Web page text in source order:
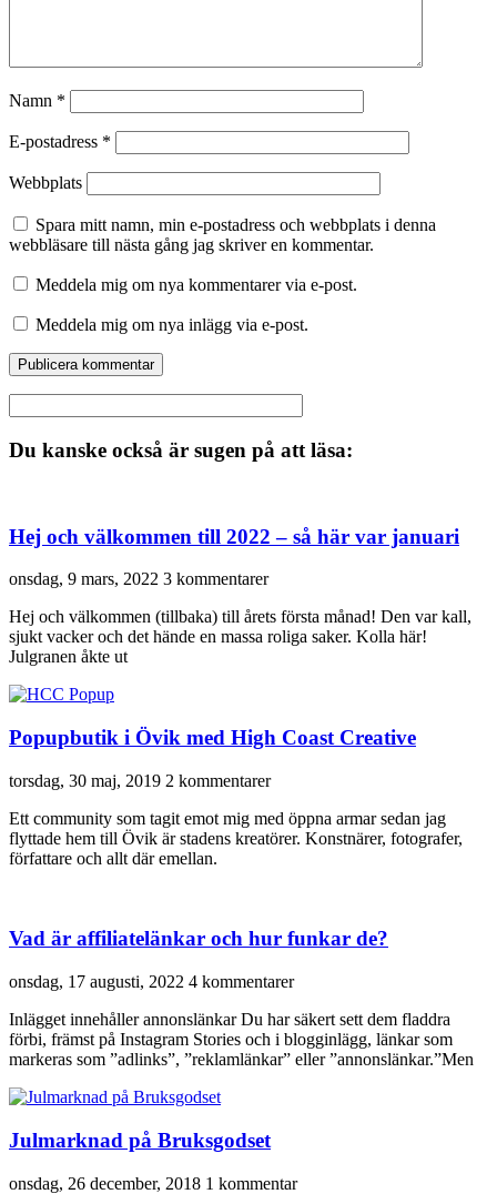
Namn *
E-postadress *
Webbplats
Spara mitt namn, min e-postadress och webbplats i denna
webbläsare till nästa gång jag skriver en kommentar.
Meddela mig om nya kommentarer via e-post.
Meddela mig om nya inlägg via e-post.
Du kanske också är sugen på att läsa:
Hej och välkommen till 2022 – så här var januari
onsdag, 9 mars, 2022 3 kommentarer
Hej och välkommen (tillbaka) till årets första månad! Den var kall,
sjukt vacker och det hände en massa roliga saker. Kolla här!
Julgranen åkte ut
Popupbutik i Övik med High Coast Creative
torsdag, 30 maj, 2019 2 kommentarer
Ett community som tagit emot mig med öppna armar sedan jag
flyttade hem till Övik är stadens kreatörer. Konstnärer, fotografer,
författare och allt där emellan.
Vad är affiliatelänkar och hur funkar de?
onsdag, 17 augusti, 2022 4 kommentarer
Inlägget innehåller annonslänkar Du har säkert sett dem fladdra
förbi, främst på Instagram Stories och i blogginlägg, länkar som
markeras som ”adlinks”, ”reklamlänkar” eller ”annonslänkar.⁠⁠”⁠⁠Men
Julmarknad på Bruksgodset
onsdag, 26 december, 2018 1 kommentar